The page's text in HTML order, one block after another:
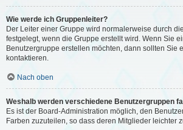
Wie werde ich Gruppenleiter?
Der Leiter einer Gruppe wird normalerweise durch
festgelegt, wenn die Gruppe erstellt wird. Wenn Sie
Benutzergruppe erstellen möchten, dann sollten Sie
kontaktieren.
Nach oben
Weshalb werden verschiedene Benutzergruppen
Es ist der Board-Administration möglich, den
Farben zuzuteilen, so dass deren Mitglieder leichter